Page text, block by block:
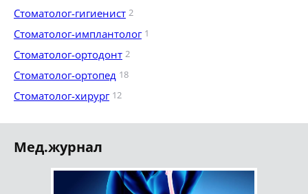
Стоматолог-гигиенист 2
Стоматолог-имплантолог 1
Стоматолог-ортодонт 2
Стоматолог-ортопед 18
Стоматолог-хирург 12
Мед.журнал